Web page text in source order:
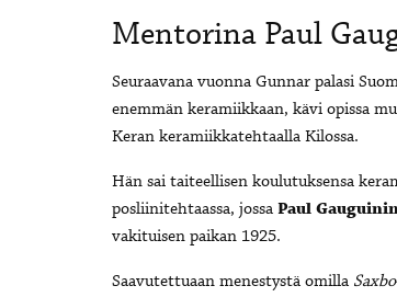
Mentorina Paul
Seuraavana vuonna Gunnar palasi
enemmän keramiikkaan, kävi opissa
Keran keramiikkatehtaalla Kilossa.
Hän sai taiteellisen koulutuksensa
posliinitehtaassa, jossa Paul
vakituisen paikan 1925.
Saavutettuaan menestystä omilla Saxbo